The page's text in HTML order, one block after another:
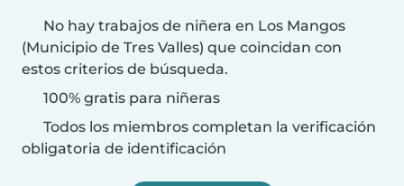
No hay trabajos de niñera en Los Mangos
(Municipio de Tres Valles) que coincidan con
estos criterios de búsqueda.
100% gratis para niñeras
Todos los miembros completan la verificación
obligatoria de identificación